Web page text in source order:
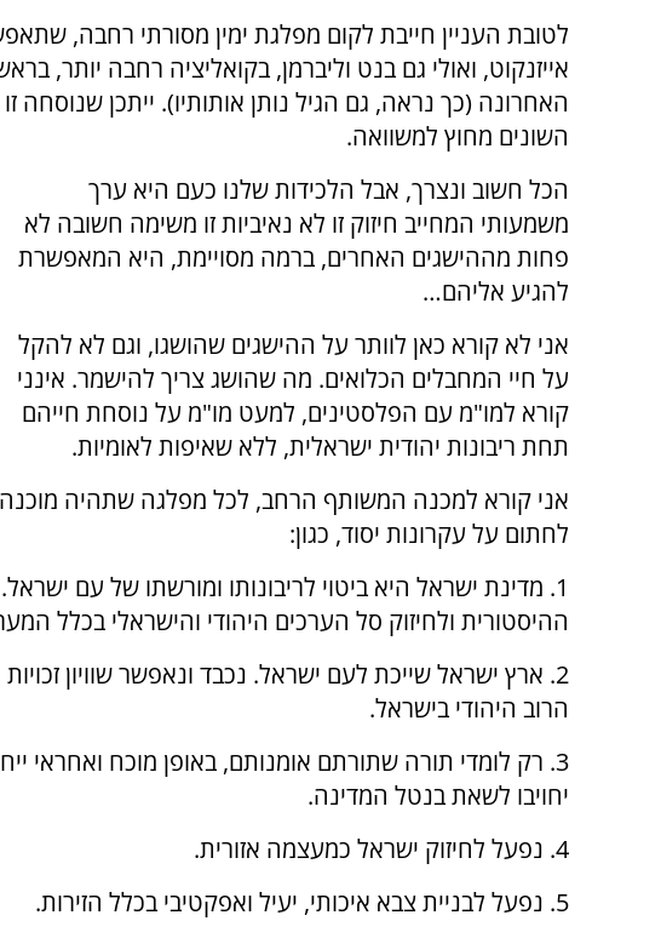
לטובת העניין חייבת לקום מפלגת ימין מסורתי רחבה,
אייזנקוט, ואולי גם בנט וליברמן, בקואליציה רחבה יותר,
האחרונה (כך נראה, גם הגיל נותן אותותיו). ייתכן שנוסחה
השונים מחוץ למשוואה.
הכל חשוב ונצרך, אבל הלכידות שלנו כעם היא ערך
משמעותי המחייב חיזוק זו לא נאיביות זו משימה חשובה לא
פחות מההישגים האחרים, ברמה מסויימת, היא המאפשרת
להגיע אליהם…
אני לא קורא כאן לוותר על ההישגים שהושגו, וגם לא להקל
על חיי המחבלים הכלואים. מה שהושג צריך להישמר. אינני
קורא למו"מ עם הפלסטינים, למעט מו"מ על נוסחת חייהם
תחת ריבונות יהודית ישראלית, ללא שאיפות לאומיות.
אני קורא למכנה המשותף הרחב, לכל מפלגה שתהיה מוכנה
לחתום על עקרונות יסוד, כגון:
1. מדינת ישראל היא ביטוי לריבונותו ומורשתו של עם
ההיסטורית ולחיזוק סל הערכים היהודי והישראלי בכלל
2. ארץ ישראל שייכת לעם ישראל. נכבד ונאפשר שוויון
הרוב היהודי בישראל.
3. רק לומדי תורה שתורתם אומנותם, באופן מוכח ואחראי
יחויבו לשאת בנטל המדינה.
4. נפעל לחיזוק ישראל כמעצמה אזורית.
5. נפעל לבניית צבא איכותי, יעיל ואפקטיבי בכלל הזירות.